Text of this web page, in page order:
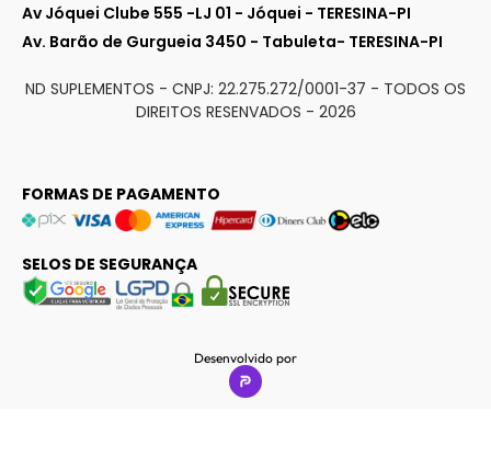
Av Jóquei Clube 555 -LJ 01 - Jóquei - TERESINA-PI
Av. Barão de Gurgueia 3450 - Tabuleta- TERESINA-PI
ND SUPLEMENTOS - CNPJ: 22.275.272/0001-37 - TODOS OS
DIREITOS RESENVADOS - 2026
FORMAS DE PAGAMENTO
SELOS DE SEGURANÇA
Desenvolvido por